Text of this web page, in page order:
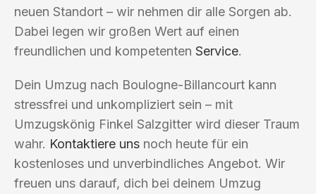
neuen Standort – wir nehmen dir alle Sorgen ab.
Dabei legen wir großen Wert auf einen
freundlichen und kompetenten Service.
Dein Umzug nach Boulogne-Billancourt kann
stressfrei und unkompliziert sein – mit
Umzugskönig Finkel Salzgitter wird dieser Traum
wahr. Kontaktiere uns noch heute für ein
kostenloses und unverbindliches Angebot. Wir
freuen uns darauf, dich bei deinem Umzug